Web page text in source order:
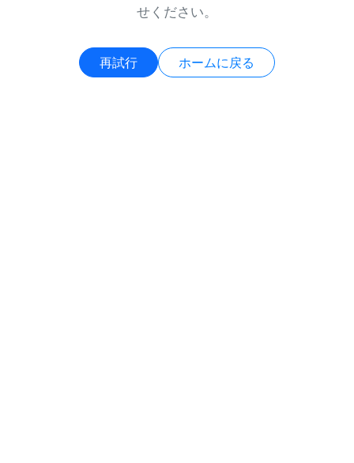
せください。
再試行 ホームに戻る